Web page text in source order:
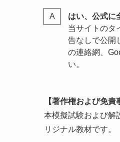
はい、公式に
当サイトのタ
告なしで公開
の連絡網、
い。
【著作権および免責
本模擬試験および解
リジナル教材です。